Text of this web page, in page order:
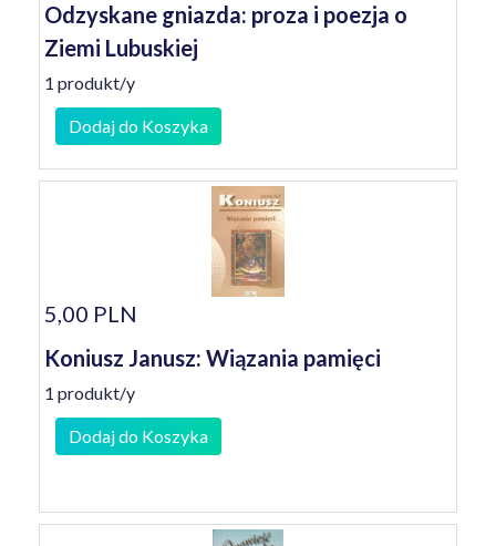
Odzyskane gniazda: proza i poezja o
Ziemi Lubuskiej
1 produkt/y
Dodaj do Koszyka
5,00 PLN
Koniusz Janusz: Wiązania pamięci
1 produkt/y
Dodaj do Koszyka